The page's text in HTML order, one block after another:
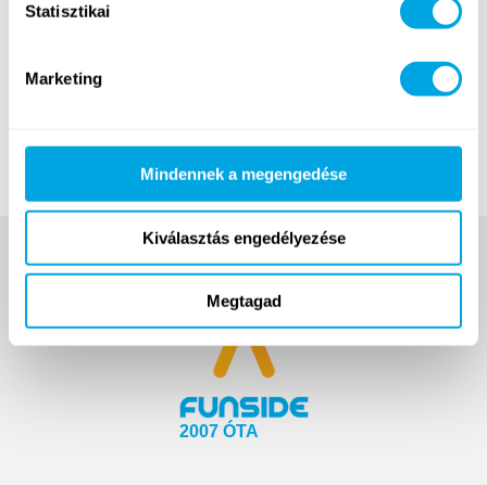
Statisztikai
Marketing
Mindennek a megengedése
Kiválasztás engedélyezése
Megtagad
táborozóinkat: köztük van 6 teljesen új téma is,
február 18.,
hétfőn!
2007 ÓTA